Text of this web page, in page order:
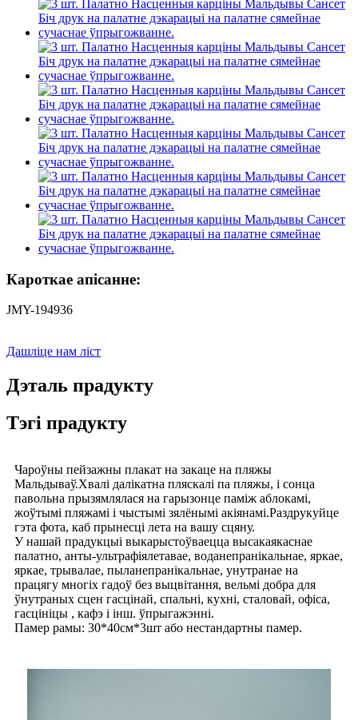
Кароткае апісанне:
JMY-194936
Дашліце нам ліст
Дэталь прадукту
Тэгі прадукту
Чароўны пейзажны плакат на закаце на пляжы
Мальдываў.Хвалі далікатна пляскалі па пляжы, і сонца
павольна прызямлялася на гарызонце паміж аблокамі,
жоўтымі пляжамі і чыстымі зялёнымі акіянамі.Раздрукуйце
гэта фота, каб прынесці лета на вашу сцяну.
У нашай прадукцыі выкарыстоўваецца высакаякаснае
палатно, анты-ультрафіялетавае, воданепранікальнае, яркае,
яркае, трывалае, пыланепранікальнае, унутранае на
працягу многіх гадоў без выцвітання, вельмі добра для
ўнутраных сцен гасцінай, спальні, кухні, сталовай, офіса,
гасцініцы , кафэ і інш. ўпрыгажэнні.
Памер рамы: 30*40см*3шт або нестандартны памер.